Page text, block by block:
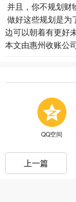
并且，你不规划财
做好这些规划是为
边可以朝着有更好
本文由惠州收账公
QQ空间
上一篇